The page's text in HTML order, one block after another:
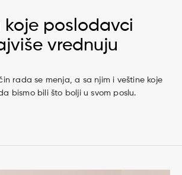
koje poslodavci
vrednuju
rada se menja, a sa njim i veštine koje
bismo bili što bolji u svom poslu.